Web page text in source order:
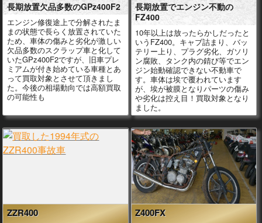
長期放置欠品多数のGPz400F2
エンジン修復途上で分解されたま
まの状態で長らく放置されていた
ため、車体の傷みと劣化が激しい
欠品多数のスクラップ車と化して
いたGPz400F2ですが、旧車プレ
ミアムが付き始めている車種とあ
って買取対象とさせて頂きまし
た。今後の相場動向では高額買取
の可能性も
長期放置でエンジン不動の
FZ400
10年以上は放ったらかしだったと
いうFZ400。キャブ詰まり、バッ
テリー上り、プラグ劣化、ガソリ
ン腐敗、タンク内の錆び等でエン
ジン始動確認できない不動車で
す。車体は埃で覆われています
が、埃が被膜となりパーツの傷み
や劣化は控え目！買取対象となり
ました。
ZZR400 Z400FX